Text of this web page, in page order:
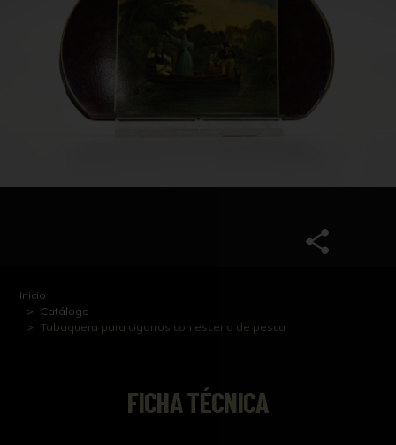
Inicio
Catálogo
Tabaquera para cigarros con escena de pesca
FICHA TÉCNICA